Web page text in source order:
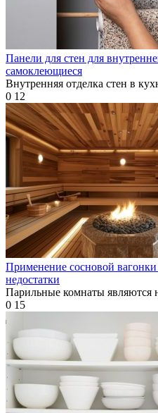
Панели для стен для
самоклеющиеся
Внутренняя отделка стен в
0 12
Применение сосновой
недостатки
Парильные комнаты являются
0 15